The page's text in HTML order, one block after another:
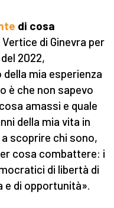
di cosa
Vertice di Ginevra per
2022,
mia esperienza
è che non sapevo
amassi e quale
della mia vita in
scoprire chi sono,
cosa combattere: i
di libertà di
e di opportunità».